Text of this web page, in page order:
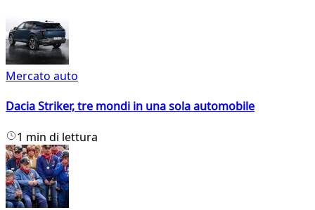
Mercato auto
Dacia Striker, tre mondi in una sola automobile
1 min di lettura